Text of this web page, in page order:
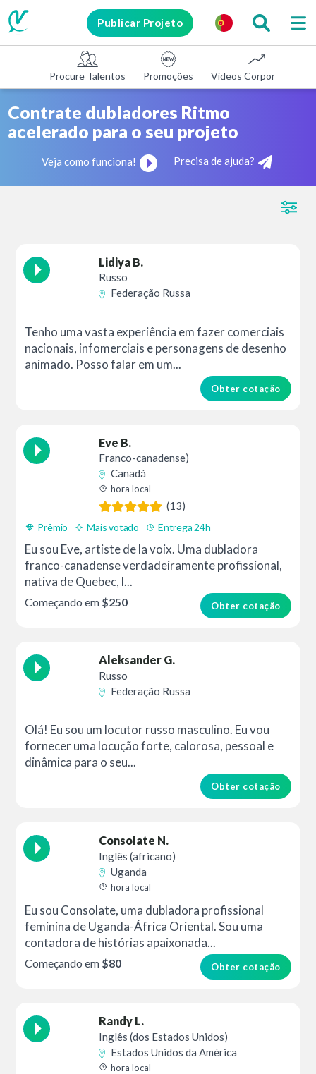
Publicar Projeto
Procure Talentos Promoções Vídeos Corporativos
Contrate dubladores Ritmo
acelerado para o seu projeto
Veja como funciona! Precisa de ajuda?
Lidiya B.
Russo
Federação Russa
Tenho uma vasta experiência em fazer comerciais
nacionais, infomerciais e personagens de desenho
animado. Posso falar em um...
Obter cotação
Eve B.
Franco-canadense)
Canadá
hora local
(13)
Prêmio Mais votado Entrega 24h
Eu sou Eve, artiste de la voix. Uma dubladora
franco-canadense verdadeiramente profissional,
nativa de Quebec, l...
Obter cotação
Começando em $250
Aleksander G.
Russo
Federação Russa
Olá! Eu sou um locutor russo masculino. Eu vou
fornecer uma locução forte, calorosa, pessoal e
dinâmica para o seu...
Obter cotação
Consolate N.
Inglês (africano)
Uganda
hora local
Eu sou Consolate, uma dubladora profissional
feminina de Uganda-África Oriental. Sou uma
contadora de histórias apaixonada...
Obter cotação
Começando em $80
Randy L.
Inglês (dos Estados Unidos)
Estados Unidos da América
hora local